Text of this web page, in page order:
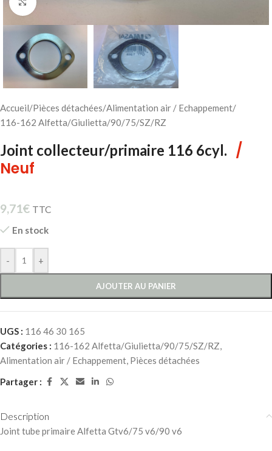
Accueil/Pièces détachées/Alimentation air / Echappement/
116-162 Alfetta/Giulietta/90/75/SZ/RZ
Joint collecteur/primaire 116 6cyl. /
Neuf
9,71€ TTC
En stock
- +
AJOUTER AU PANIER
UGS : 116 46 30 165
Catégories : 116-162 Alfetta/Giulietta/90/75/SZ/RZ,
Alimentation air / Echappement, Pièces détachées
Partager :
Description
Joint tube primaire Alfetta Gtv6/75 v6/90 v6